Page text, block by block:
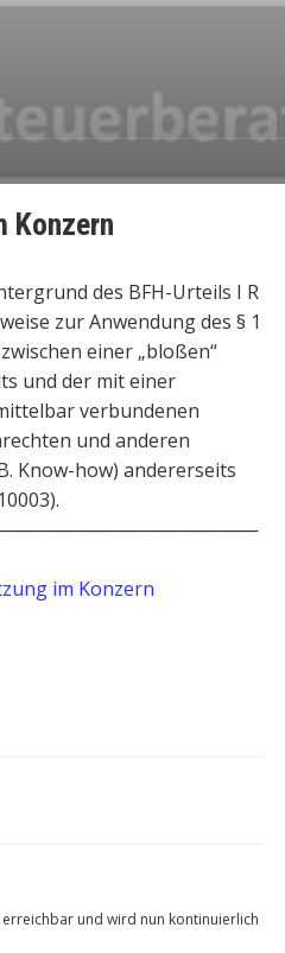
und wird nun kontinuierlich
Konzern
des BFH-Urteils I R
zur Anwendung des § 1
einer „bloßen“
und der mit einer
verbundenen
und anderen
Know-how) andererseits
im Konzern